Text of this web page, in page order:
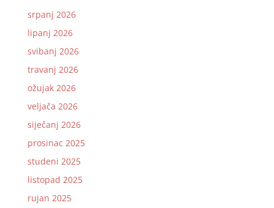
srpanj 2026
lipanj 2026
svibanj 2026
travanj 2026
ožujak 2026
veljača 2026
siječanj 2026
prosinac 2025
studeni 2025
listopad 2025
rujan 2025